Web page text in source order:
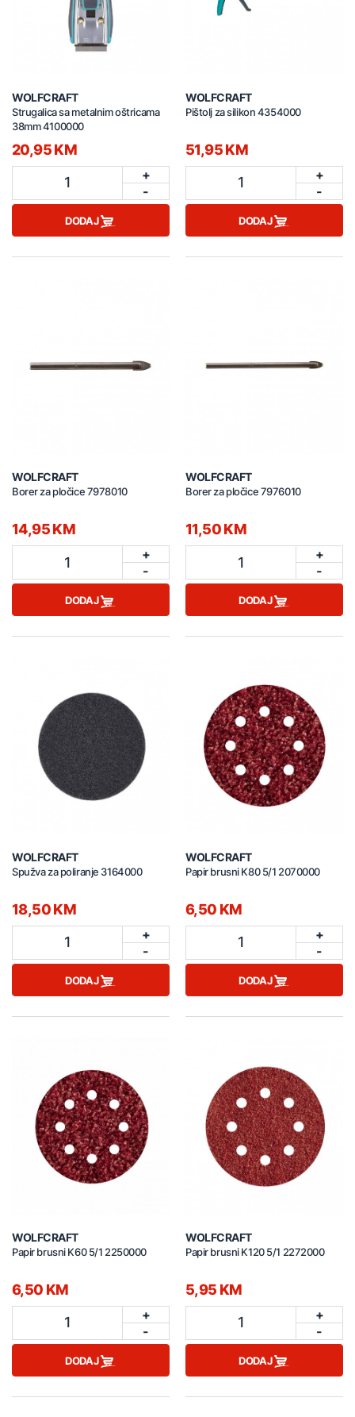
WOLFCRAFT
Strugalica sa metalnim oštricama
38mm 4100000
20,95 KM
1
+
-
DODAJ
WOLFCRAFT
Pištolj za silikon 4354000
51,95 KM
1
+
-
DODAJ
WOLFCRAFT
Borer za pločice 7978010
14,95 KM
1
+
-
DODAJ
WOLFCRAFT
Borer za pločice 7976010
11,50 KM
1
+
-
DODAJ
WOLFCRAFT
Spužva za poliranje 3164000
18,50 KM
1
+
-
DODAJ
WOLFCRAFT
Papir brusni K80 5/1 2070000
6,50 KM
1
+
-
DODAJ
WOLFCRAFT
Papir brusni K60 5/1 2250000
6,50 KM
1
+
-
DODAJ
WOLFCRAFT
Papir brusni K120 5/1 2272000
5,95 KM
1
+
-
DODAJ